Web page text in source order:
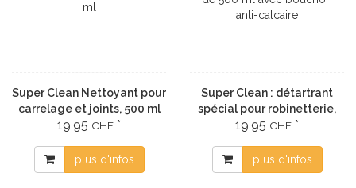
Super Clean Nettoyant pour
carrelage et joints, 500 ml
19,95 CHF *
plus d'infos
Super Clean : détartrant
spécial pour robinetterie,
lot de 500 ml avec bouchon
19,95 CHF *
plus d'infos